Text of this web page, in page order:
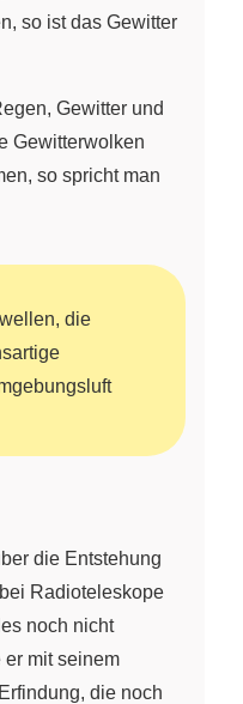
so ist das Gewitter
Gewitter und
Gewitterwolken
so spricht man
die
die Entstehung
Radioteleskope
noch nicht
mit seinem
die noch